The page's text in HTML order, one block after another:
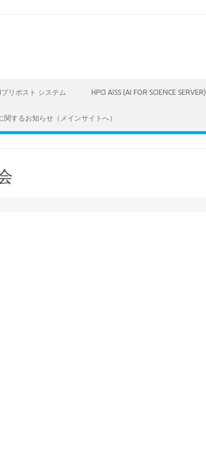
プリポスト システム HPCI AISS (AI FOR SCIENCE SERVER)
関するお知らせ（メインサイトへ）